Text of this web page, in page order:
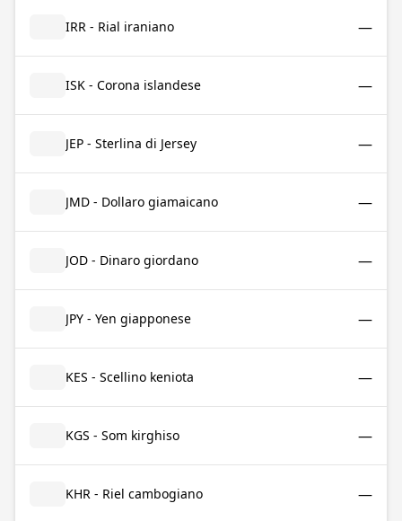
IRR - Rial iraniano —
ISK - Corona islandese —
JEP - Sterlina di Jersey —
JMD - Dollaro giamaicano —
JOD - Dinaro giordano —
JPY - Yen giapponese —
KES - Scellino keniota —
KGS - Som kirghiso —
KHR - Riel cambogiano —